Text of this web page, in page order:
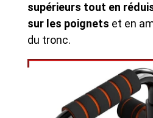
supérieurs tout en
sur les poignets et en
du tronc.